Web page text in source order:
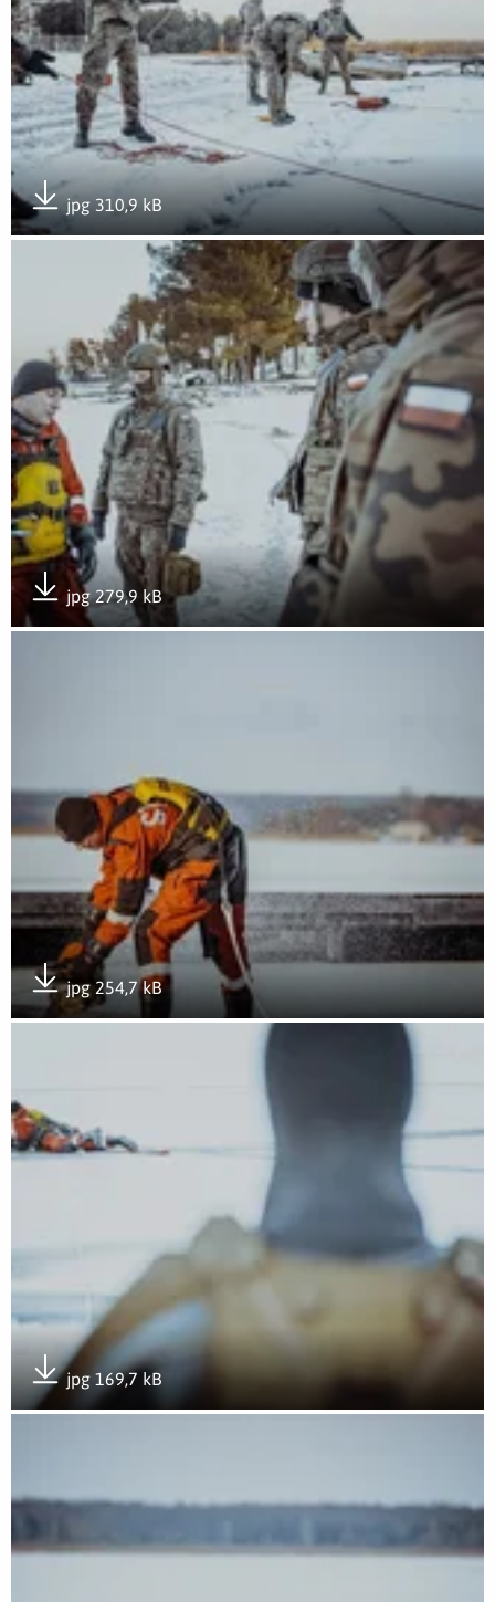
jpg 310,9 kB
Pobierz załącznik
Otwórz załącznik Kurs zapobiegania hipotermii
jpg 279,9 kB
Pobierz załącznik
jpg 254,7 kB
Pobierz załącznik
Otwórz załącznik Kurs zapobiegania hipotermii
jpg 169,7 kB
Pobierz załącznik